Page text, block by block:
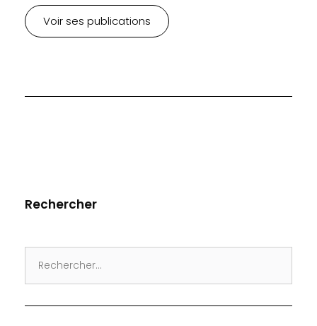
Voir ses publications
Rechercher
for: